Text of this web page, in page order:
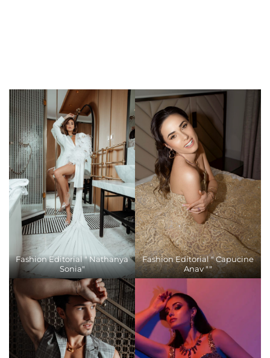
Fashion Editorial " Nathanya
Sonia"
Fashion Editorial " Capucine
Anav ""